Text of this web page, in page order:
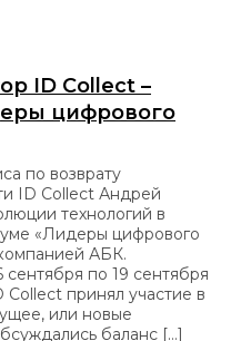
ID Collect –
цифрового
по возврату
ID Collect Андрей
технологий в
«Лидеры цифрового
АБК.
по 19 сентября
принял участие в
или новые
баланс […]